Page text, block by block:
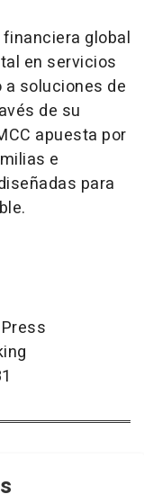
global
en servicios
soluciones de
de su
apuesta por
e
para